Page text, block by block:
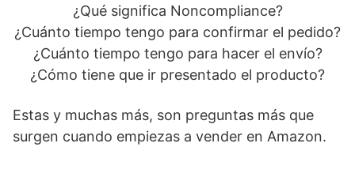
¿Qué significa Noncompliance?
¿Cuánto tiempo tengo para confirmar el pedido?
¿Cuánto tiempo tengo para hacer el envío?
¿Cómo tiene que ir presentado el producto?
Estas y muchas más, son preguntas más que
surgen cuando empiezas a vender en Amazon.